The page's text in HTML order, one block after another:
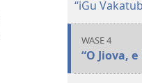
“iGu
WASE 4
“O Jiova,